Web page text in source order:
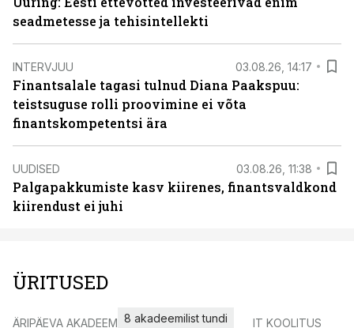
seadmetesse ja tehisintellekti
INTERVJUU 03.08.26, 14:17
Finantsalale tagasi tulnud Diana Paakspuu:
teistsuguse rolli proovimine ei võta
finantskompetentsi ära
UUDISED 03.08.26, 11:38
Palgapakkumiste kasv kiirenes, finantsvaldkond
kiirendust ei juhi
ÜRITUSED
ÄRIPÄEVA AKADEEMIA8 akadeemilist tundi IT KOOLITUS